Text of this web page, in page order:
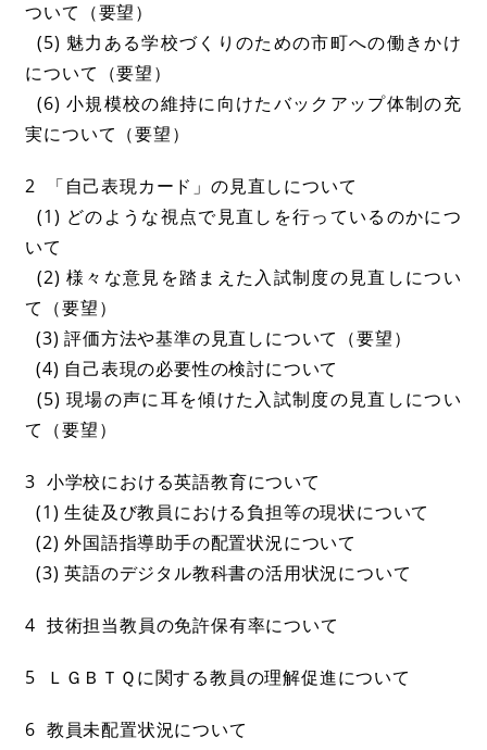
ついて（要望）
(5) 魅力ある学校づくりのための市町への働きかけ
について（要望）
(6) 小規模校の維持に向けたバックアップ体制の充
実について（要望）
2 「自己表現カード」の見直しについて
(1) どのような視点で見直しを行っているのかにつ
いて
(2) 様々な意見を踏まえた入試制度の見直しについ
て（要望）
(3) 評価方法や基準の見直しについて（要望）
(4) 自己表現の必要性の検討について
(5) 現場の声に耳を傾けた入試制度の見直しについ
て（要望）
3 小学校における英語教育について
(1) 生徒及び教員における負担等の現状について
(2) 外国語指導助手の配置状況について
(3) 英語のデジタル教科書の活用状況について
4 技術担当教員の免許保有率について
5 ＬＧＢＴＱに関する教員の理解促進について
6 教員未配置状況について